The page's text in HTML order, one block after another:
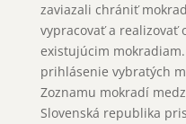
zaviazali chrániť
vypracovať a realizovať
existujúcim
prihlásenie vybratých
Zoznamu mokradí
Slovenská republika